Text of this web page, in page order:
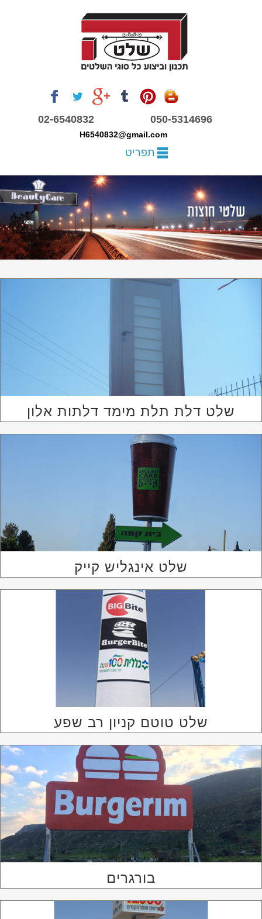
תפריט
02-6540832 050-5314696
H6540832@gmail.com
שלטי חוצות
שלט דלת תלת מימד דלתות אלון
שלט אינגליש קייק
שלט טוטם קניון רב שפע
בורגרים